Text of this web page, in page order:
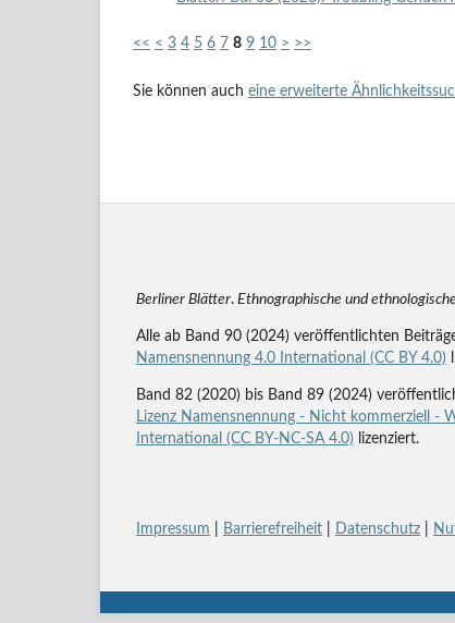
<< < 3 4 5 6 7 8 9 10 > >>
Sie können auch eine erweiterte
Berliner Blätter. Ethnographische und
Alle ab Band 90 (2024) veröffentlichten
Namensnennung 4.0 International (CC BY 4.0)
Band 82 (2020) bis Band 89 (2024)
Lizenz Namensnennung - Nicht kommerziell -
International (CC BY-NC-SA 4.0) lizenziert.
Impressum Barrierefreiheit Datenschutz